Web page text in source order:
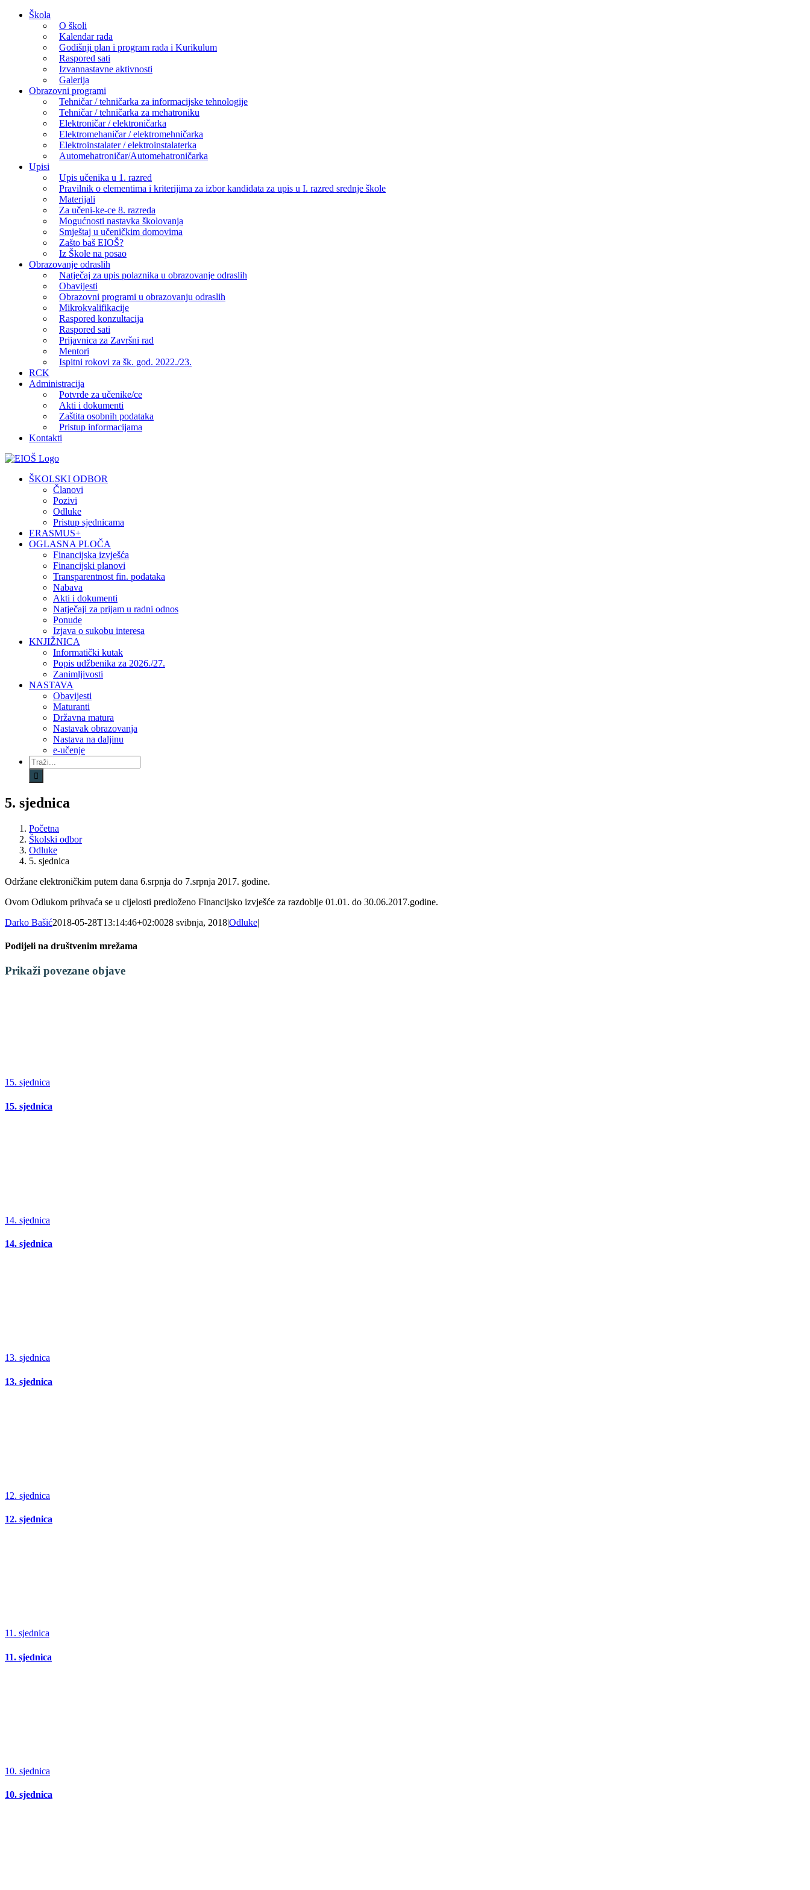
Skip
Škola
O školi
Kalendar rada
Godišnji plan i program rada i Kurikulum
Raspored sati
Izvannastavne aktivnosti
Galerija
Obrazovni programi
Tehničar / tehničarka za informacijske tehnologije
Tehničar / tehničarka za mehatroniku
Elektroničar / elektroničarka
Elektromehaničar / elektromehničarka
Elektroinstalater / elektroinstalaterka
Automehatroničar/Automehatroničarka
Upisi
Upis učenika u 1. razred
Pravilnik o elementima i kriterijima za izbor kandidata za upis u I. razred srednje škole
Materijali
Za učeni-ke-ce 8. razreda
Mogućnosti nastavka školovanja
Smještaj u učeničkim domovima
Zašto baš EIOŠ?
Iz Škole na posao
Obrazovanje odraslih
Natječaj za upis polaznika u obrazovanje odraslih
Obavijesti
Obrazovni programi u obrazovanju odraslih
Mikrokvalifikacije
Raspored konzultacija
Raspored sati
Prijavnica za Završni rad
Mentori
Ispitni rokovi za šk. god. 2022./23.
RCK
Administracija
Potvrde za učenike/ce
Akti i dokumenti
Zaštita osobnih podataka
Pristup informacijama
Kontakti
Facebook
YouTube
X
Pinterest
ŠKOLSKI ODBOR
Članovi
Pozivi
Odluke
Pristup sjednicama
ERASMUS+
OGLASNA PLOČA
Financijska izvješća
Financijski planovi
Transparentnost fin. podataka
Nabava
Akti i dokumenti
Natječaji za prijam u radni odnos
Ponude
Izjava o sukobu interesa
KNJIŽNICA
Informatički kutak
Popis udžbenika za 2026./27.
Zanimljivosti
NASTAVA
Obavijesti
Maturanti
Državna matura
Nastavak obrazovanja
Nastava na daljinu
e-učenje
Traži...
5. sjednica
Početna
Školski odbor
Odluke
5. sjednica
Održane elektroničkim putem dana 6.srpnja do 7.srpnja 2017. godine.
Ovom Odlukom prihvaća se u cijelosti predloženo Financijsko izvješće za razdoblje 01.01. do 30.06.2017.godine.
Darko Bašić2018-05-28T13:14:46+02:0028 svibnja, 2018|Odluke|
Podijeli na društvenim mrežama
Facebook
X
LinkedIn
WhatsApp
Tumblr
Pinterest
Email:
Prikaži povezane objave
15. sjednica
15. sjednica
14. sjednica
14. sjednica
13. sjednica
13. sjednica
12. sjednica
12. sjednica
11. sjednica
11. sjednica
10. sjednica
10. sjednica